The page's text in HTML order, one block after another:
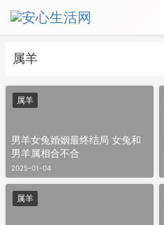
属羊
男羊女兔婚姻最终结局 女兔和
男羊属相合不合
2025-01-04
属羊
属羊